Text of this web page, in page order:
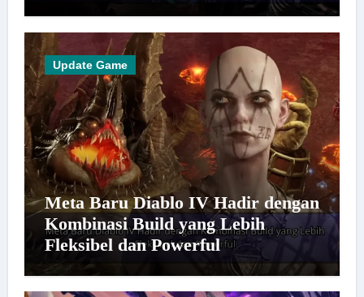
Update Game
Meta Baru Diablo IV Hadir dengan
Kombinasi Build yang Lebih
Fleksibel dan Powerful